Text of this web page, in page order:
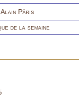
Alain Pâris
de la semaine